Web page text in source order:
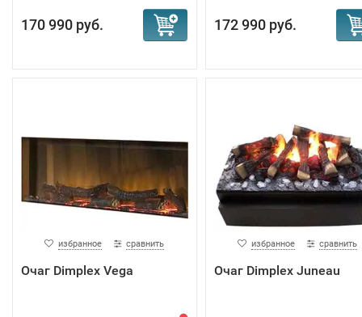
170 990 руб. 172 990 руб.
избранное сравнить
Очаг Dimplex Vega
избранное сравнить
Очаг Dimplex Juneau